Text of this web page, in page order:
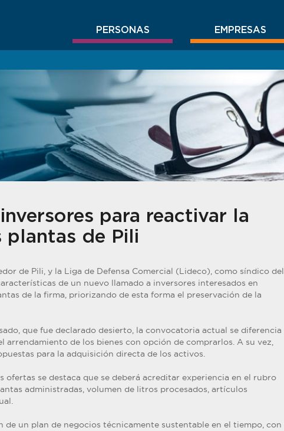
PERSONAS EMPRESAS
para reactivar la
plantas de Pili
de Pili, y la Liga de Defensa Comercial (Lideco), como síndico del
de un nuevo llamado a inversores interesados en
de la firma, priorizando de esta forma el preservación de la
que fue declarado desierto, la convocatoria actual se diferencia
de los bienes con opción de comprarlos. A su vez,
para la adquisición directa de los activos.
ofertas se destaca que se deberá acreditar experiencia en el rubro
administradas, volumen de litros procesados, artículos
de un plan de negocios técnicamente sustentable en el tiempo, con